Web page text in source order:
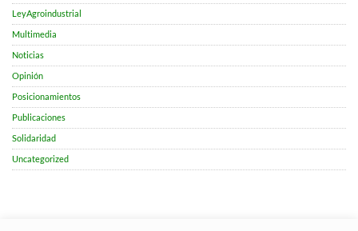
LeyAgroindustrial
Multimedia
Noticias
Opinión
Posicionamientos
Publicaciones
Solidaridad
Uncategorized